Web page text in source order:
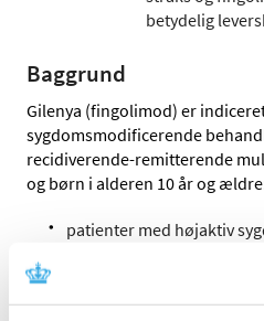
betydelig
Baggrund
Gilenya (fingolimod) er
sygdomsmodificerende
recidiverende-remitterende
og børn i alderen 10 år og
patienter med højaktiv
fuldstændigt og
med mindst en
eller